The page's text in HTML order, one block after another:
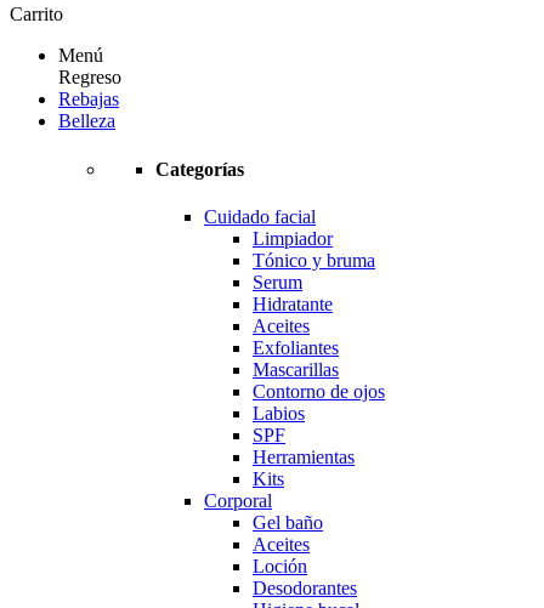
Carrito
Menú
Regreso
Rebajas
Belleza
Categorías
Cuidado facial
Limpiador
Tónico y bruma
Serum
Hidratante
Aceites
Exfoliantes
Mascarillas
Contorno de ojos
Labios
SPF
Herramientas
Kits
Corporal
Gel baño
Aceites
Loción
Desodorantes